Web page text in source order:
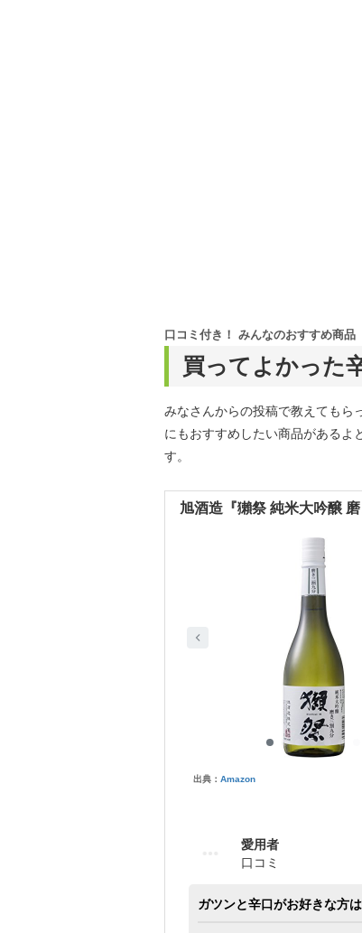
買ってよかった
口コミ付き！ みんなのおすすめ商品
みなさんからの投稿で教えてもら
にもおすすめしたい商品があるよ
す。
旭酒造『獺祭 純米大吟醸
出典： Amazon
愛用者
口コミ
ガツンと辛口がお好きな方は